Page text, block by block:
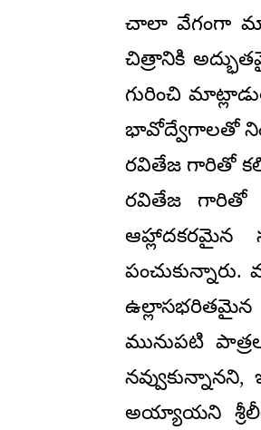
చాలా వేగంగా
చిత్రానికి
గురించి
భావోద్వేగాలతో
రవితేజ గారితో
రవితేజ గారితో
మునుపటి
అయ్యాయని